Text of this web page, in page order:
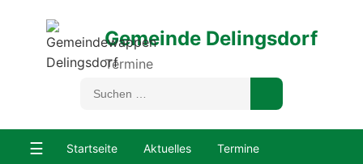
Gemeinde Delingsdorf
Termine
☰ Startseite Aktuelles Termine